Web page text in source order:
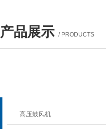
产品展示 / PRODUCTS
高压鼓风机